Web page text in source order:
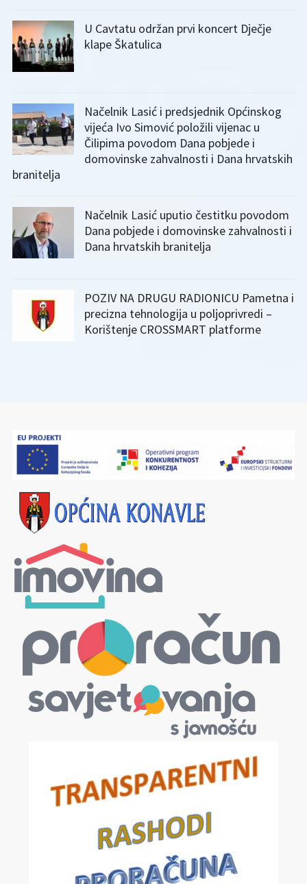
U Cavtatu održan prvi koncert Dječje
klape Škatulica
Načelnik Lasić i predsjednik Općinskog
vijeća Ivo Simović položili vijenac u
Čilipima povodom Dana pobjede i
domovinske zahvalnosti i Dana hrvatskih
branitelja
Načelnik Lasić uputio čestitku povodom
Dana pobjede i domovinske zahvalnosti i
Dana hrvatskih branitelja
POZIV NA DRUGU RADIONICU Pametna i
precizna tehnologija u poljoprivredi –
Korištenje CROSSMART platforme